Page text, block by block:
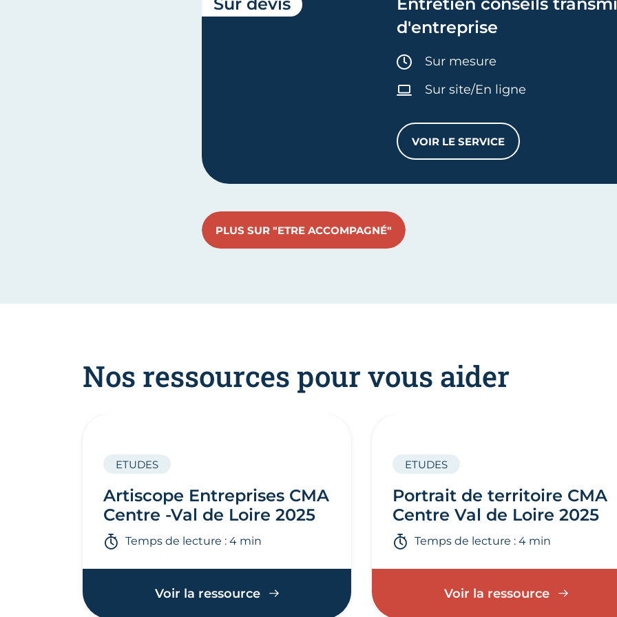
d'entreprise
Durée :
Sur mesure
Sur site/En ligne
VOIR LE SERVICEENTRETIEN CONSEILS
PLUS SUR "ETRE ACCOMPAGNÉ"
Nos ressources pour vous aider
Artiscope Entreprises CMA
Centre -Val de Loire 2025
ETUDES
Temps de lecture : 4 min
Voir la ressource
Portrait de territoire CMA
Centre Val de Loire 2025
ETUDES
Temps de lecture : 4 min
Voir la ressource